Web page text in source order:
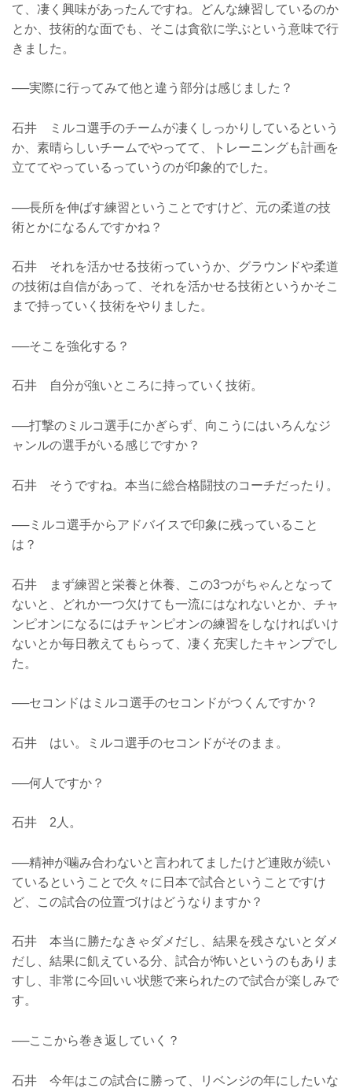
て、凄く興味があったんですね。どんな練習しているのか
とか、技術的な面でも、そこは貪欲に学ぶという意味で行
きました。
──実際に行ってみて他と違う部分は感じました？
石井 ミルコ選手のチームが凄くしっかりしているという
か、素晴らしいチームでやってて、トレーニングも計画を
立ててやっているっていうのが印象的でした。
──長所を伸ばす練習ということですけど、元の柔道の技
術とかになるんですかね？
石井 それを活かせる技術っていうか、グラウンドや柔道
の技術は自信があって、それを活かせる技術というかそこ
まで持っていく技術をやりました。
──そこを強化する？
石井 自分が強いところに持っていく技術。
──打撃のミルコ選手にかぎらず、向こうにはいろんなジ
ャンルの選手がいる感じですか？
石井 そうですね。本当に総合格闘技のコーチだったり。
──ミルコ選手からアドバイスで印象に残っていること
は？
石井 まず練習と栄養と休養、この3つがちゃんとなって
ないと、どれか一つ欠けても一流にはなれないとか、チャ
ンピオンになるにはチャンピオンの練習をしなければいけ
ないとか毎日教えてもらって、凄く充実したキャンプでし
た。
──セコンドはミルコ選手のセコンドがつくんですか？
石井 はい。ミルコ選手のセコンドがそのまま。
──何人ですか？
石井 2人。
──精神が噛み合わないと言われてましたけど連敗が続い
ているということで久々に日本で試合ということですけ
ど、この試合の位置づけはどうなりますか？
石井 本当に勝たなきゃダメだし、結果を残さないとダメ
だし、結果に飢えている分、試合が怖いというのもありま
すし、非常に今回いい状態で来られたので試合が楽しみで
す。
──ここから巻き返していく？
石井 今年はこの試合に勝って、リベンジの年にしたいな